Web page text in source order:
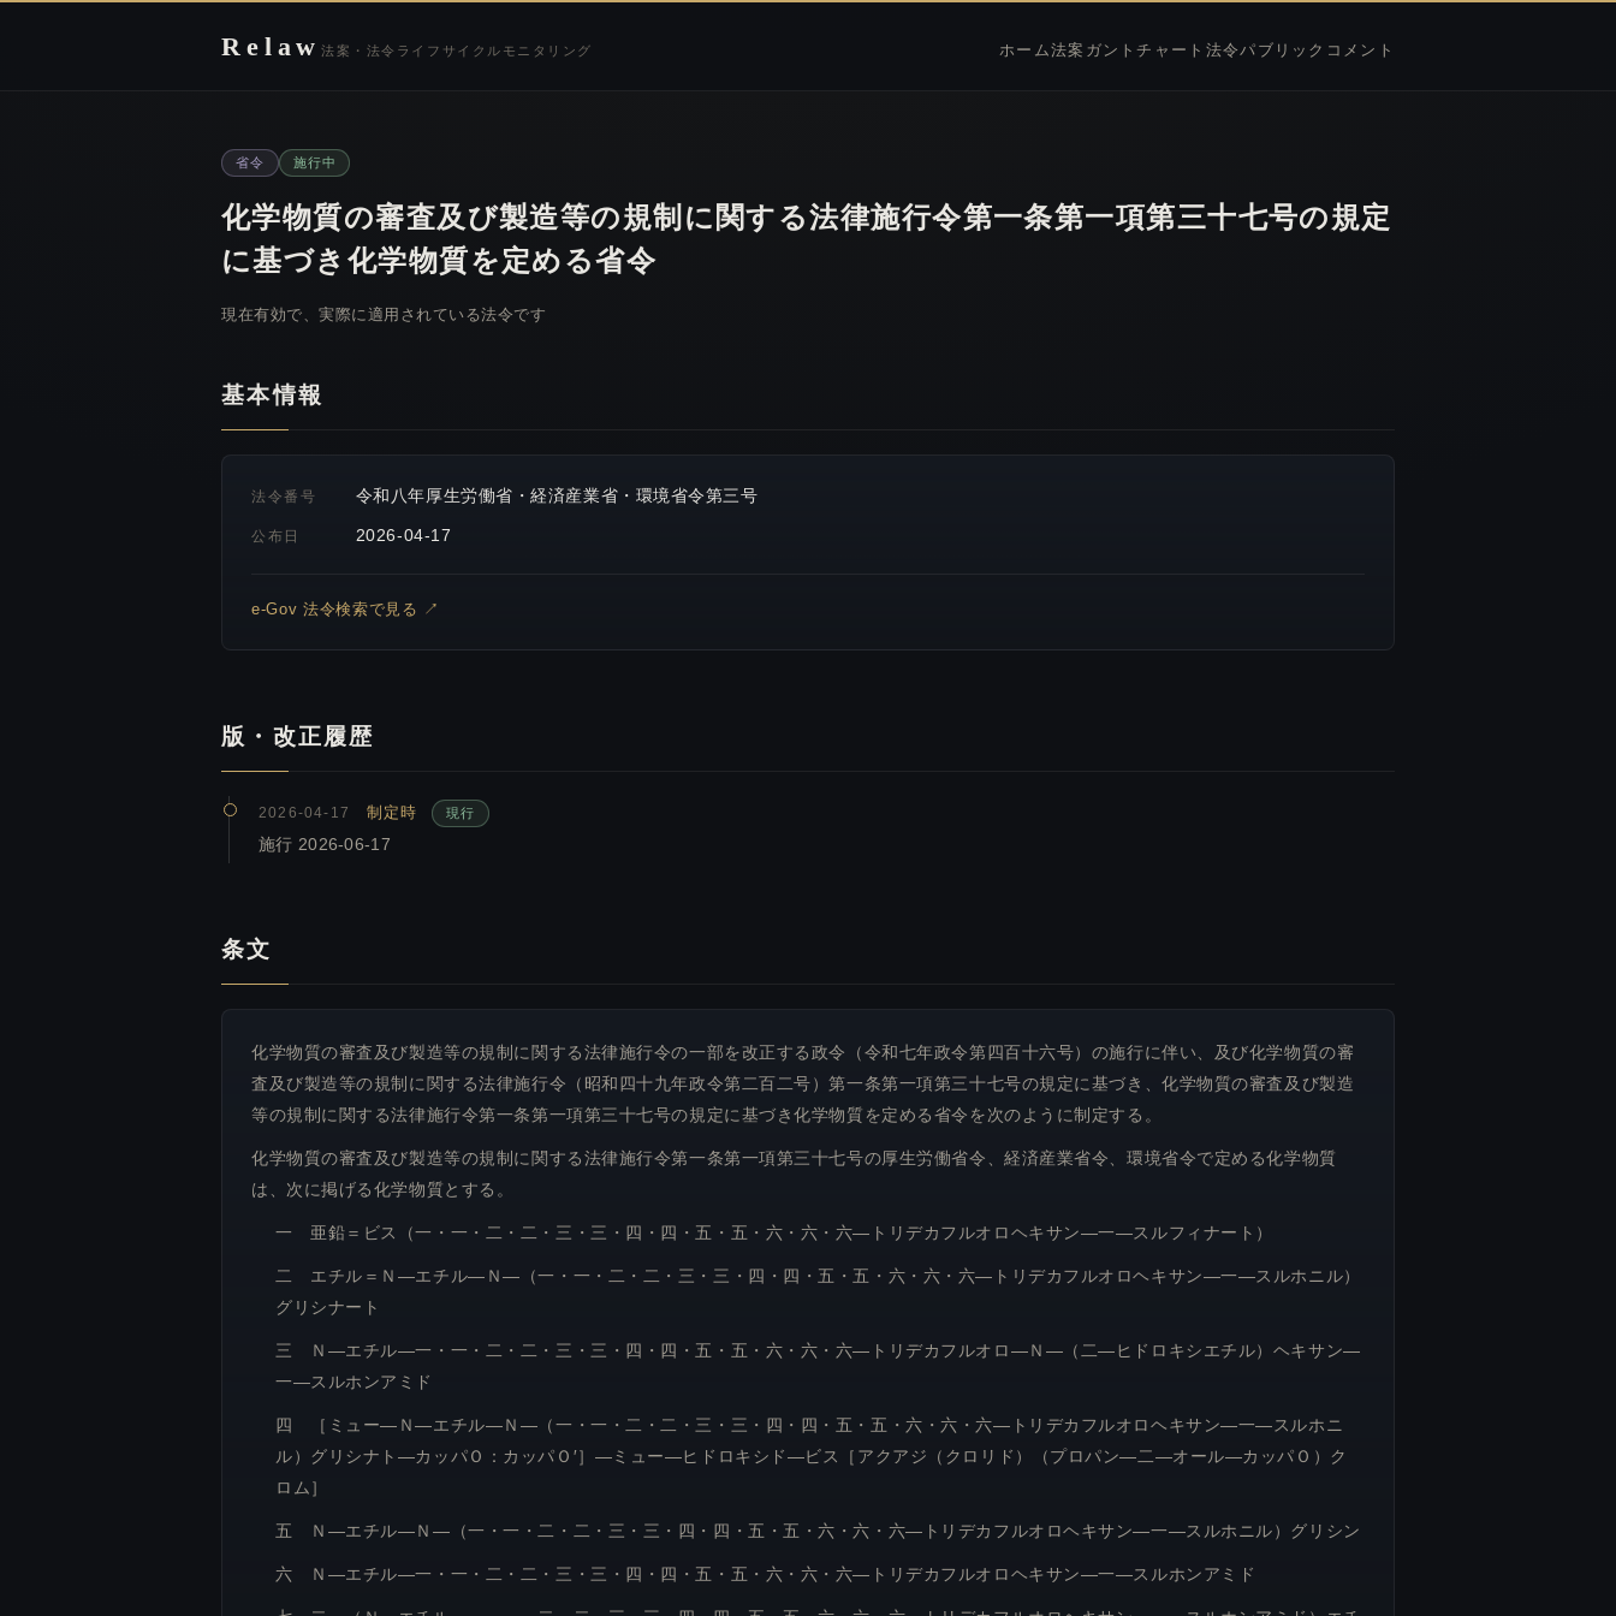
Relaw法案・法令ライフサイクルモニタリング ホーム法案 ガントチャート 法令パブリックコメント
省令 施行中
化学物質の審査及び製造等の規制に関する法律施行令第一条第一項第三十七号の規定
に基づき化学物質を定める省令
現在有効で、実際に適用されている法令です
基本情報
法令番号 令和八年厚生労働省・経済産業省・環境省令第三号
公布日 2026-04-17
e-Gov 法令検索で見る ↗
版・改正履歴
2026-04-17 制定時 現行
施行 2026-06-17
条文
化学物質の審査及び製造等の規制に関する法律施行令の一部を改正する政令（令和七年政令第四百十六号）の施行に伴い、及び化学物質の審
査及び製造等の規制に関する法律施行令（昭和四十九年政令第二百二号）第一条第一項第三十七号の規定に基づき、化学物質の審査及び製造
等の規制に関する法律施行令第一条第一項第三十七号の規定に基づき化学物質を定める省令を次のように制定する。
化学物質の審査及び製造等の規制に関する法律施行令第一条第一項第三十七号の厚生労働省令、経済産業省令、環境省令で定める化学物質
は、次に掲げる化学物質とする。
一 亜鉛＝ビス（一・一・二・二・三・三・四・四・五・五・六・六・六―トリデカフルオロヘキサン―一―スルフィナート）
二 エチル＝Ｎ―エチル―Ｎ―（一・一・二・二・三・三・四・四・五・五・六・六・六―トリデカフルオロヘキサン―一―スルホニル）
グリシナート
三 Ｎ―エチル―一・一・二・二・三・三・四・四・五・五・六・六・六―トリデカフルオロ―Ｎ―（二―ヒドロキシエチル）ヘキサン―
一―スルホンアミド
四 ［ミュー―Ｎ―エチル―Ｎ―（一・一・二・二・三・三・四・四・五・五・六・六・六―トリデカフルオロヘキサン―一―スルホニ
ル）グリシナト―カッパＯ：カッパＯ′］―ミュー―ヒドロキシド―ビス［アクアジ（クロリド）（プロパン―二―オール―カッパＯ）ク
ロム］
五 Ｎ―エチル―Ｎ―（一・一・二・二・三・三・四・四・五・五・六・六・六―トリデカフルオロヘキサン―一―スルホニル）グリシン
六 Ｎ―エチル―一・一・二・二・三・三・四・四・五・五・六・六・六―トリデカフルオロヘキサン―一―スルホンアミド